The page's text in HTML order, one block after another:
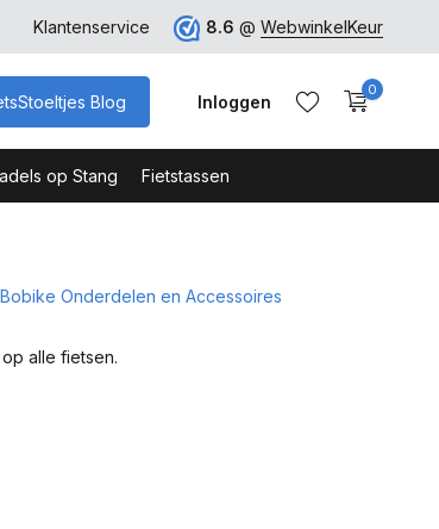
Bestellen - Webshop Keurmerk
Klantenservice 8.6 @ WebwinkelKeur
Blog Inloggen
0
op Stang Fietstassen
Onderdelen en Accessoires
alle fietsen.